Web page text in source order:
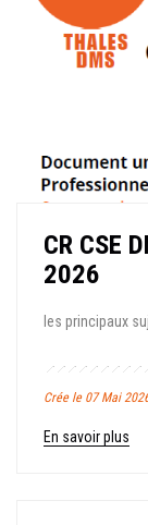
CR CSE
2026
les principaux
Crée le 07 Mai
En savoir plus